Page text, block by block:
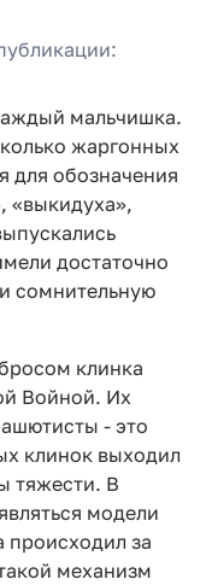
мальчишка.
жаргонных
для обозначения
«выкидуха»,
достаточно
сомнительную
клинка
Войной. Их
- это
клинок выходил
тяжести. В
модели
за
механизм